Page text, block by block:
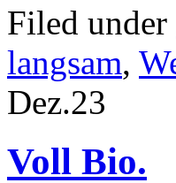
Filed under
langsam,
Dez.23
Voll Bio.